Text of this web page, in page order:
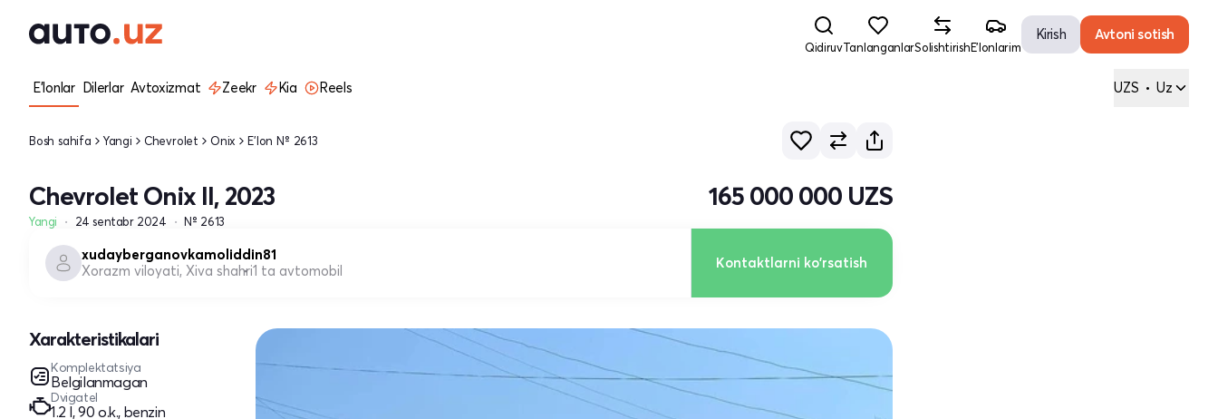
QidiruvTanlanganlarSolishtirishE'lonlarim
Kirish Avtoni sotish
E'lonlar Dilerlar Avtoxizmat Zeekr Kia Reels UZS • Uz
Bosh sahifa Yangi Chevrolet Onix E'lon № 2613
Chevrolet Onix II, 2023
Yangi 24 sentabr 2024 № 2613
165 000 000 UZS
xudayberganovkamoliddin81
Xorazm viloyati, Xiva shahri1 ta avtomobil Kontaktlarni ko'rsatish
Xarakteristikalari
Komplektatsiya
Belgilanmagan
Dvigatel
1.2 l, 90 o.k., benzin